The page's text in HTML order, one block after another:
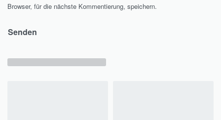
Browser, für die nächste Kommentierung, speichern.